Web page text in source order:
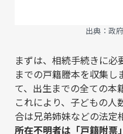
出典： 政
まずは、相続手続きに
までの戸籍謄本を収集し
て、出生までの全ての本
これにより、子どもの人
合は兄弟姉妹などの法定
所在不明者は「戸籍附票